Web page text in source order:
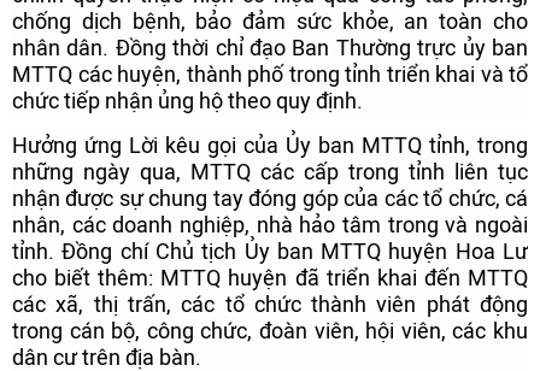
chống dịch bệnh, bảo đảm sức khỏe, an toàn cho
nhân dân. Đồng thời chỉ đạo Ban Thường trực ủy ban
MTTQ các huyện, thành phố trong tỉnh triển khai và tổ
chức tiếp nhận ủng hộ theo quy định.
Hưởng ứng Lời kêu gọi của Ủy ban MTTQ tỉnh, trong
những ngày qua, MTTQ các cấp trong tỉnh liên tục
nhận được sự chung tay đóng góp của các tổ chức, cá
nhân, các doanh nghiệp, nhà hảo tâm trong và ngoài
tỉnh. Đồng chí Chủ tịch Ủy ban MTTQ huyện Hoa Lư
cho biết thêm: MTTQ huyện đã triển khai đến MTTQ
các xã, thị trấn, các tổ chức thành viên phát động
trong cán bộ, công chức, đoàn viên, hội viên, các khu
dân cư trên địa bàn.